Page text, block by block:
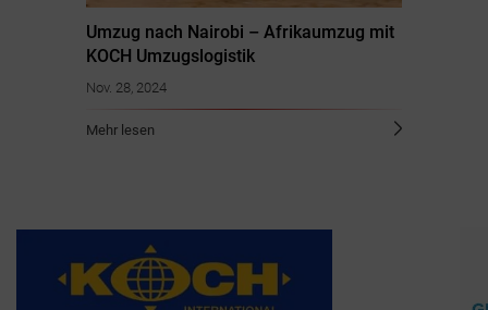
Umzug nach Nairobi – Afrikaumzug mit
KOCH Umzugslogistik
Nov. 28, 2024
Mehr lesen